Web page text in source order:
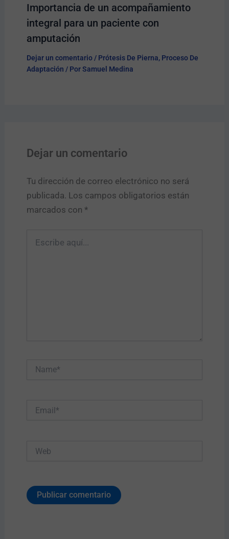
Importancia de un acompañamiento
integral para un paciente con
amputación
Dejar un comentario / Prótesis De Pierna, Proceso De
Adaptación / PorSamuel Medina
Dejar un comentario
Tu dirección de correo electrónico no será
publicada. Los campos obligatorios están
marcados con *
aquí...